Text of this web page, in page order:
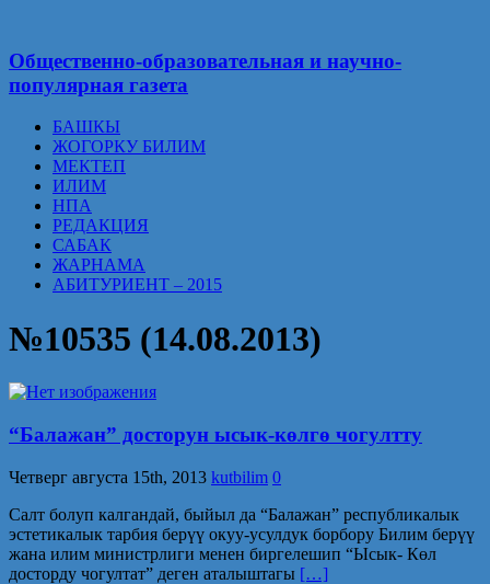
Общественно-образовательная и научно-
популярная газета
БАШКЫ
ЖОГОРКУ БИЛИМ
МЕКТЕП
ИЛИМ
НПА
РЕДАКЦИЯ
САБАК
ЖАРНАМА
АБИТУРИЕНТ – 2015
№10535 (14.08.2013)
“Балажан” досторун ысык-көлгө чогултту
Четверг августа 15th, 2013 kutbilim 0
Салт болуп калгандай, быйыл да “Балажан” республикалык
эстетикалык тарбия берүү окуу-усулдук борбору Билим берүү
жана илим министрлиги менен биргелешип “Ысык- Көл
досторду чогултат” деген аталыштагы […]